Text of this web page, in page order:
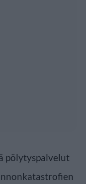
pölytyspalvelut